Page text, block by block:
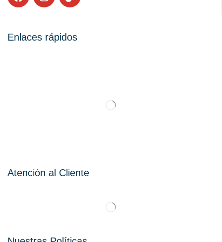
Enlaces rápidos
Atención al Cliente